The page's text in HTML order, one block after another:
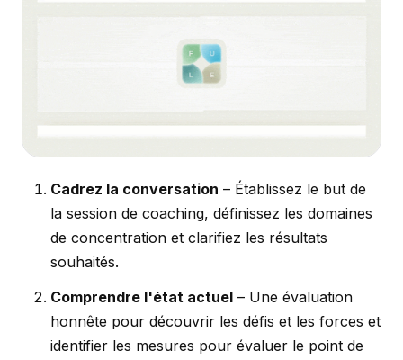
Cadrez la conversation – Établissez le but de
la session de coaching, définissez les domaines
de concentration et clarifiez les résultats
souhaités.
Comprendre l'état actuel – Une évaluation
honnête pour découvrir les défis et les forces et
identifier les mesures pour évaluer le point de